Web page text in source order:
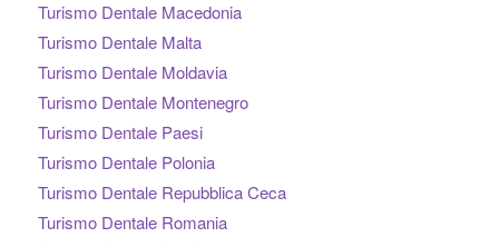
Turismo Dentale Macedonia
Turismo Dentale Malta
Turismo Dentale Moldavia
Turismo Dentale Montenegro
Turismo Dentale Paesi
Turismo Dentale Polonia
Turismo Dentale Repubblica Ceca
Turismo Dentale Romania